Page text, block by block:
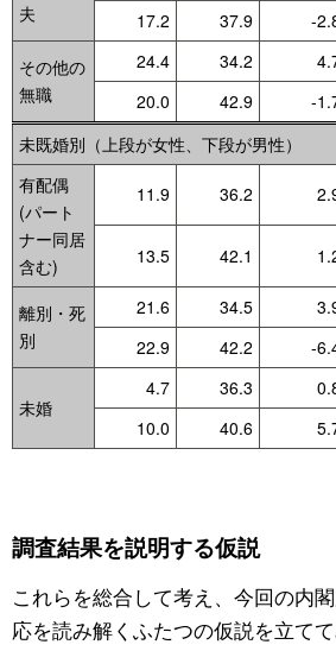
夫
17.2
37.9 -
その他の
無職
24.4 34.2
20.0
42.9 -
未既婚別（上段が女性、下段が男性）
有配偶
(パート
ナー同居
含む)
11.9 36.2
13.5 42.1
離別・死
別
21.6 34.5
22.9
42.2 -
未婚
4.7 36.3
10.0
40.6
調査結果を説明する仮説
これらを総合して考え、今回の内
応を読み解くふたつの仮説を立てて